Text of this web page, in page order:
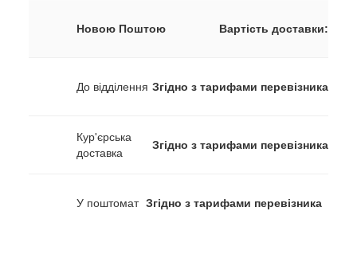
Новою Поштою Вартість доставки:
До відділення Згідно з тарифами перевізника
Кур'єрська
доставка
Згідно з тарифами перевізника
У поштомат Згідно з тарифами перевізника